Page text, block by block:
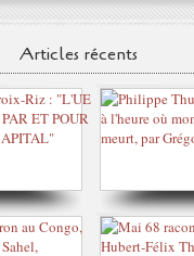
Articles récents